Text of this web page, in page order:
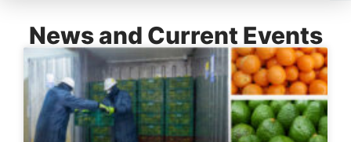
News and Current Events